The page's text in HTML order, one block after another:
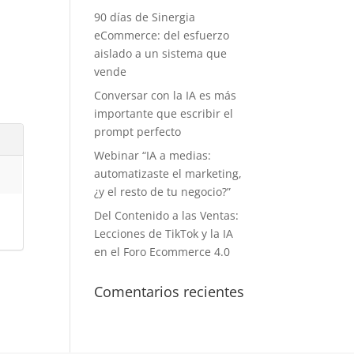
90 días de Sinergia
eCommerce: del esfuerzo
aislado a un sistema que
vende
Conversar con la IA es más
importante que escribir el
prompt perfecto
Webinar “IA a medias:
automatizaste el marketing,
¿y el resto de tu negocio?”
Del Contenido a las Ventas:
Lecciones de TikTok y la IA
en el Foro Ecommerce 4.0
Comentarios recientes